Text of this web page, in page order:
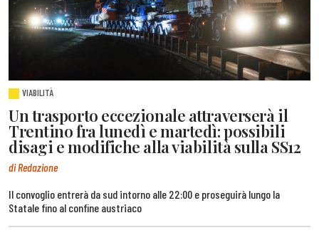
VIABILITÀ
Un trasporto eccezionale attraverserà il
Trentino fra lunedì e martedì: possibili
disagi e modifiche alla viabilità sulla SS12
di Redazione
Il convoglio entrerà da sud intorno alle 22:00 e proseguirà lungo la
Statale fino al confine austriaco